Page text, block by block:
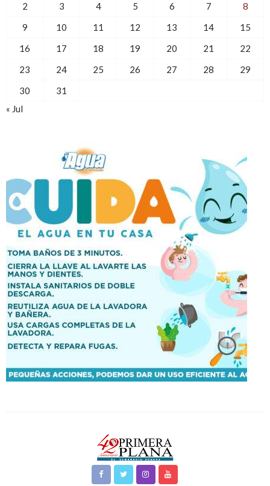
2
3 4 5 6 7
8
9
10 11 12 13 14
15
16
17 18 19 20 21
22
23
24 25 26 27 28
29
30
31
« Jul